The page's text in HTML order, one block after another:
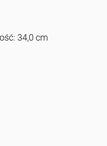
34,0 cm